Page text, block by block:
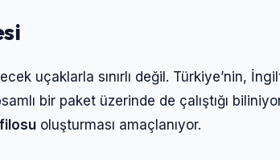
uçaklarla sınırlı değil. Türkiye’nin,
bir paket üzerinde de çalıştığı
oluşturması amaçlanıyor.